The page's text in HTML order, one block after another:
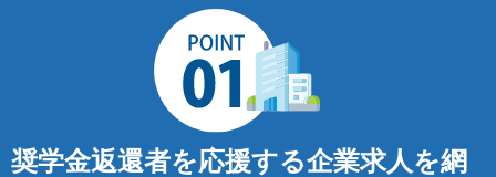
奨学金返還者を応援する企業求人を網